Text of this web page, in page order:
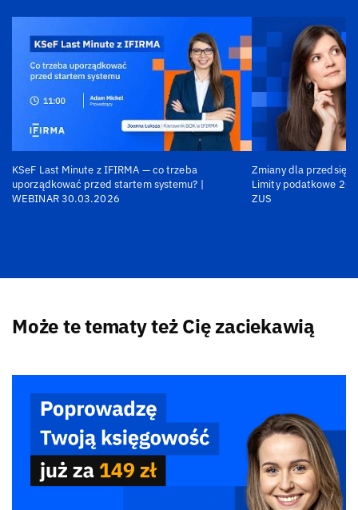
KSeF Last Minute z IFIRMA — co trzeba
uporządkować przed startem systemu? |
WEBINAR 30.03.2026
Zmiany dla
Limity podatkowe
ZUS
Może te tematy też Cię zaciekawią